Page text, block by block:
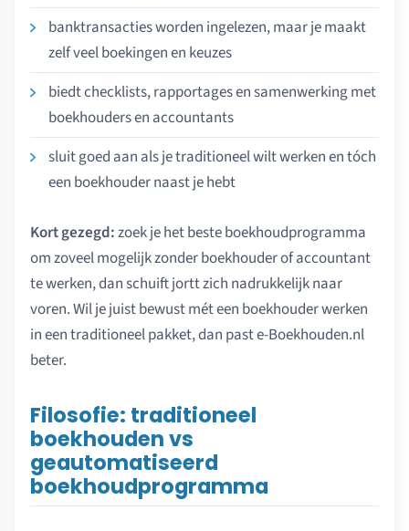
banktransacties worden ingelezen, maar je maakt
zelf veel boekingen en keuzes
biedt checklists, rapportages en samenwerking met
boekhouders en accountants
sluit goed aan als je traditioneel wilt werken en tóch
een boekhouder naast je hebt
Kort gezegd:zoek je het beste boekhoudprogramma
om zoveel mogelijk zonder boekhouder of accountant
te werken, dan schuift jortt zich nadrukkelijk naar
voren. Wil je juist bewust mét een boekhouder werken
in een traditioneel pakket, dan past e-Boekhouden.nl
beter.
Filosofie: traditioneel
boekhouden vs
geautomatiseerd
boekhoudprogramma